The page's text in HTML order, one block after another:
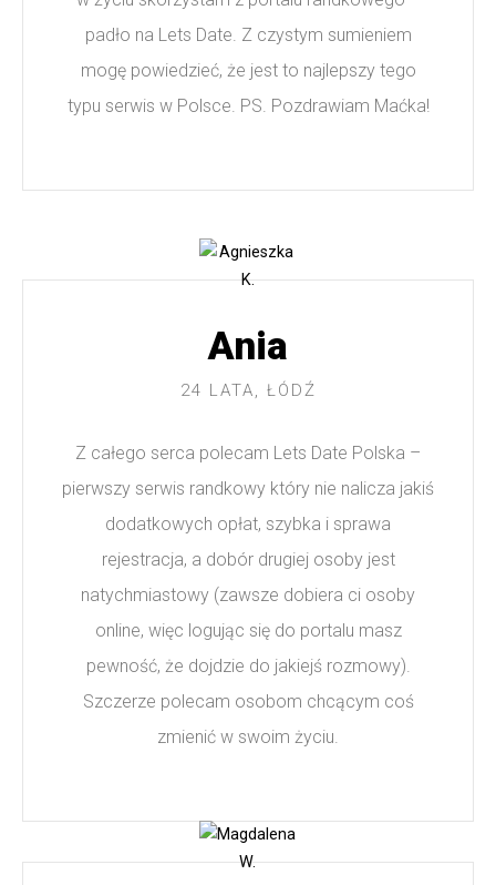
padło na Lets Date. Z czystym sumieniem
mogę powiedzieć, że jest to najlepszy tego
typu serwis w Polsce. PS. Pozdrawiam Maćka!
Ania
24 LATA, ŁÓDŹ
Z całego serca polecam Lets Date Polska –
pierwszy serwis randkowy który nie nalicza jakiś
dodatkowych opłat, szybka i sprawa
rejestracja, a dobór drugiej osoby jest
natychmiastowy (zawsze dobiera ci osoby
online, więc logując się do portalu masz
pewność, że dojdzie do jakiejś rozmowy).
Szczerze polecam osobom chcącym coś
zmienić w swoim życiu.